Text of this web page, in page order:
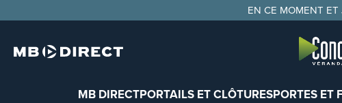
EN CE MOMENT ET
MB DIRECTPORTAILS ET CLÔTURESPORTES ET